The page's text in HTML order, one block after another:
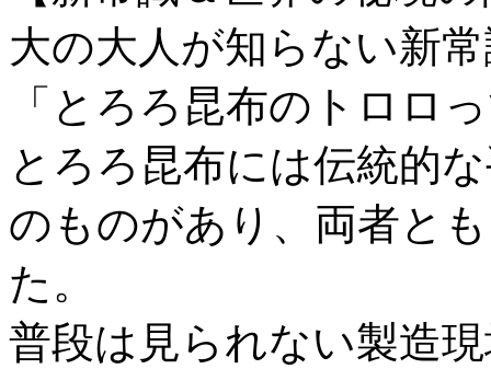
大の大人が知らない新
「とろろ昆布のトロロ
とろろ昆布には伝統的
のものがあり、両者と
た。
普段は見られない製造